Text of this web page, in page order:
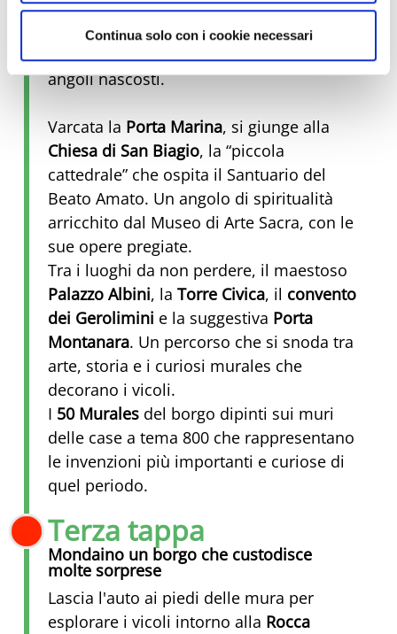
Continua solo con i cookie necessari
Qui, l'arte si fonde con la storia, per
un'esperienza davvero originale.
Preparati a scattare foto e a scoprire
angoli nascosti.
Varcata la Porta Marina, si giunge alla
Chiesa di San Biagio, la “piccola
cattedrale” che ospita il Santuario del
Beato Amato. Un angolo di spiritualità
arricchito dal Museo di Arte Sacra, con le
sue opere pregiate.
Tra i luoghi da non perdere, il maestoso
Palazzo Albini, la Torre Civica, il convento
dei Gerolimini e la suggestiva Porta
Montanara. Un percorso che si snoda tra
arte, storia e i curiosi murales che
decorano i vicoli.
I 50 Murales del borgo dipinti sui muri
delle case a tema 800 che rappresentano
le invenzioni più importanti e curiose di
quel periodo.
Terza tappa
Mondaino un borgo che custodisce
molte sorprese
Lascia l'auto ai piedi delle mura per
esplorare i vicoli intorno alla Rocca